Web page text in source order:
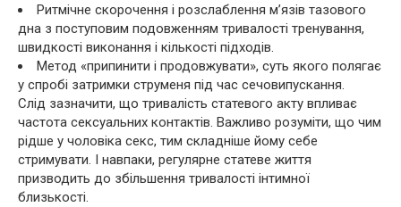
Ритмічне скорочення і розслаблення м’язів тазового
дна з поступовим подовженням тривалості тренування,
швидкості виконання і кількості підходів.
Метод «припинити і продовжувати», суть якого полягає
у спробі затримки струменя під час сечовипускання.
Слід зазначити, що тривалість статевого акту впливає
частота сексуальних контактів. Важливо розуміти, що чим
рідше у чоловіка секс, тим складніше йому себе
стримувати. І навпаки, регулярне статеве життя
призводить до збільшення тривалості інтимної
близькості.